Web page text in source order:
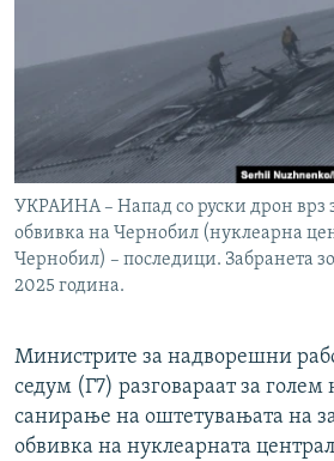
УКРАИНА – Напад со руски дрон врз
обвивка на Чернобил (нуклеарна
Чернобил) – последици. Забранета
2025 година.
Министрите за надворешни
седум (Г7) разговараат за голем
санирање на оштетувањата на
обвивка на нуклеарната